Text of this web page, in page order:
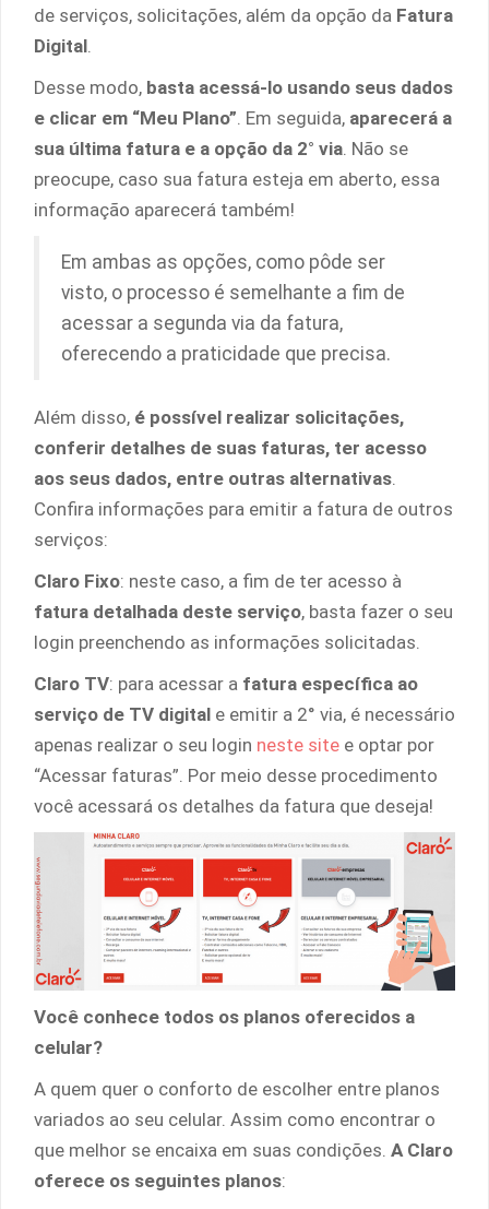
de serviços, solicitações, além da opção da Fatura
Digital.
Desse modo, basta acessá-lo usando seus dados
e clicar em “Meu Plano”. Em seguida, aparecerá a
sua última fatura e a opção da 2° via. Não se
preocupe, caso sua fatura esteja em aberto, essa
informação aparecerá também!
Em ambas as opções, como pôde ser
visto, o processo é semelhante a fim de
acessar a segunda via da fatura,
oferecendo a praticidade que precisa.
Além disso, é possível realizar solicitações,
conferir detalhes de suas faturas, ter acesso
aos seus dados, entre outras alternativas.
Confira informações para emitir a fatura de outros
serviços:
Claro Fixo: neste caso, a fim de ter acesso à
fatura detalhada deste serviço, basta fazer o seu
login preenchendo as informações solicitadas.
Claro TV: para acessar a fatura específica ao
serviço de TV digital e emitir a 2° via, é necessário
apenas realizar o seu login neste site e optar por
“Acessar faturas”. Por meio desse procedimento
você acessará os detalhes da fatura que deseja!
Você conhece todos os planos oferecidos a
celular?
A quem quer o conforto de escolher entre planos
variados ao seu celular. Assim como encontrar o
que melhor se encaixa em suas condições. A Claro
oferece os seguintes planos: